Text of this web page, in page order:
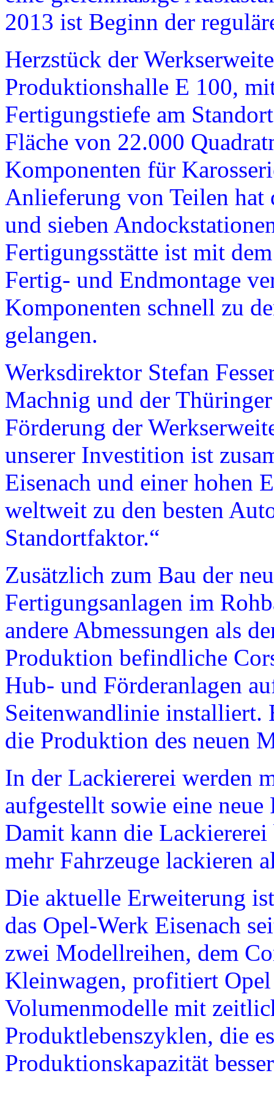
2013 ist Beginn der
Herzstück der
Produktionshalle E 100,
Fertigungstiefe am
Fläche von 22.000
Komponenten für
Anlieferung von Teilen hat
und sieben
Fertigungsstätte ist mit
Fertig- und Endmontage
Komponenten schnell zu
gelangen.
Werksdirektor Stefan
Machnig und der
Förderung der
unserer Investition ist
Eisenach und einer hohen
weltweit zu den besten
Standortfaktor.“
Zusätzlich zum Bau der
Fertigungsanlagen im
andere Abmessungen als
Produktion befindliche
Hub- und Förderanlagen
Seitenwandlinie installiert.
die Produktion des neuen
In der Lackiererei werden
aufgestellt sowie eine
Damit kann die
mehr Fahrzeuge lackieren
Die aktuelle Erweiterung
das Opel-Werk Eisenach
zwei Modellreihen, dem
Kleinwagen, profitiert
Volumenmodelle mit
Produktlebenszyklen, die
Produktionskapazität